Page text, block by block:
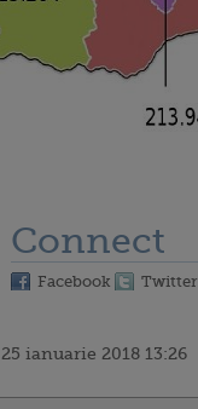
Connect
Facebook Twitter
, 25 ianuarie 2018 13:26